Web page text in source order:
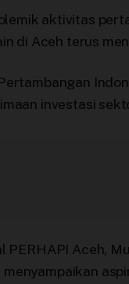
aktivitas
di Aceh terus
investasi
PERHAPI Aceh,